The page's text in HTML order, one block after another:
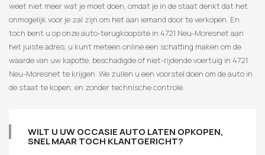
weet niet meer wat je moet doen, omdat je in de staat denkt dat het
onmogelijk voor je zal zijn om het aan iemand door te verkopen. En
toch bent u op onze auto-terugkoopsite in 4721 Neu-Moresnet aan
het juiste adres, u kunt meteen online een schatting maken om de
waarde van uw kapotte, beschadigde of niet-rijdende voertuig in 4721
Neu-Moresnet te krijgen. We zullen u een voorstel doen om de auto in
de staat te kopen, en zonder technische controle.
WILT U UW OCCASIE AUTO LATEN OPKOPEN,
SNEL MAAR TOCH KLANTGERICHT?